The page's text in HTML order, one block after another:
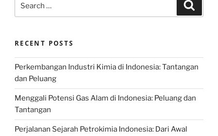
for:
RECENT POSTS
Perkembangan Industri Kimia di Indonesia: Tantangan
dan Peluang
Menggali Potensi Gas Alam di Indonesia: Peluang dan
Tantangan
Perjalanan Sejarah Petrokimia Indonesia: Dari Awal